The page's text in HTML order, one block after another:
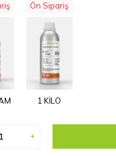
Ön Sipariş
1 KİLO